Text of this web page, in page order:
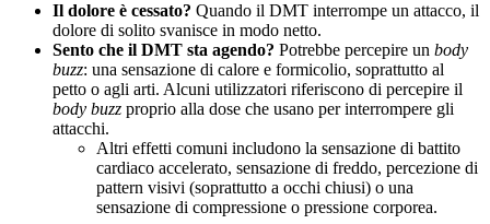
Il dolore è cessato? Quando il DMT interrompe un attacco, il
dolore di solito svanisce in modo netto.
Sento che il DMT sta agendo? Potrebbe percepire un body
buzz: una sensazione di calore e formicolio, soprattutto al
petto o agli arti. Alcuni utilizzatori riferiscono di percepire il
body buzz proprio alla dose che usano per interrompere gli
attacchi.
Altri effetti comuni includono la sensazione di battito
cardiaco accelerato, sensazione di freddo, percezione di
pattern visivi (soprattutto a occhi chiusi) o una
sensazione di compressione o pressione corporea.